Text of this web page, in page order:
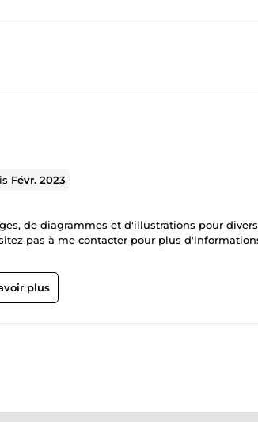
Févr. 2023
de diagrammes et d'illustrations pour divers
plus